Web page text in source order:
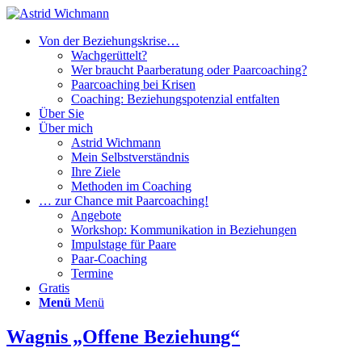
Von der Beziehungskrise…
Wachgerüttelt?
Wer braucht Paarberatung oder Paarcoaching?
Paarcoaching bei Krisen
Coaching: Beziehungspotenzial entfalten
Über Sie
Über mich
Astrid Wichmann
Mein Selbstverständnis
Ihre Ziele
Methoden im Coaching
… zur Chance mit Paarcoaching!
Angebote
Workshop: Kommunikation in Beziehungen
Impulstage für Paare
Paar-Coaching
Termine
Gratis
Menü Menü
Wagnis „Offene Beziehung“